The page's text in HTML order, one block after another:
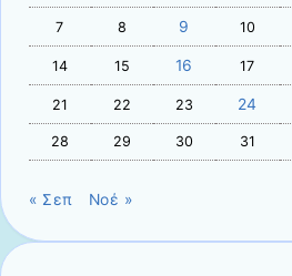
7 8 9 10
14 15 16 17
21 22 23 24
28 29 30 31
« Σεπ Νοέ »